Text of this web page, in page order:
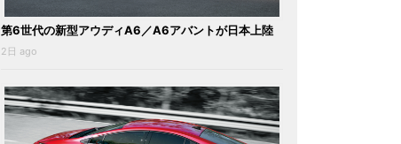
第6世代の新型アウディA6／A6アバントが日本上陸
2日 ago